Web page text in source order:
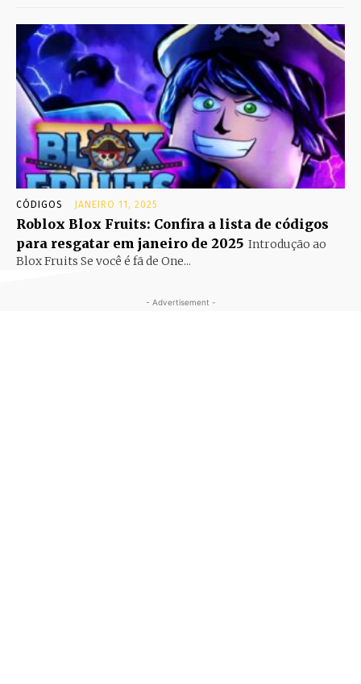
CÓDIGOS JANEIRO 11, 2025
Roblox Blox Fruits: Confira a lista de códigos
para resgatar em janeiro de 2025 Introdução ao
Blox Fruits Se você é fã de One...
- Advertisement -